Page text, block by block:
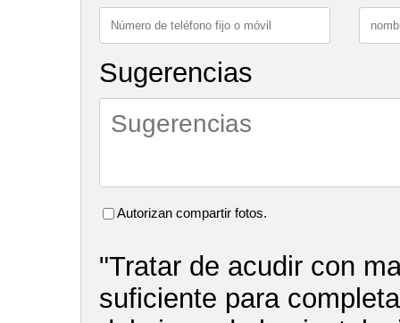
Sugerencias
Autorizan compartir fotos.
"Tratar de acudir con
suficiente para